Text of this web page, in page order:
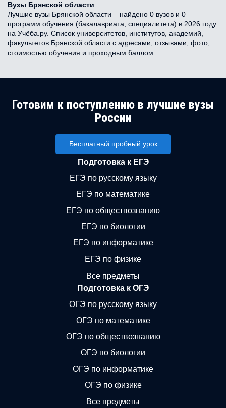
Вузы Брянской области
Лучшие вузы Брянской области – найдено 0 вузов и 0
программ обучения (бакалавриата, специалитета) в 2026 году
на Учёба.ру. Список университетов, институтов, академий,
факультетов Брянской области с адресами, отзывами, фото,
стоимостью обучения и проходным баллом.
Готовим к поступлению в лучшие вузы
России
Бесплатный пробный урок
Подготовка к ЕГЭ
ЕГЭ по русскому языку
ЕГЭ по математике
ЕГЭ по обществознанию
ЕГЭ по биологии
ЕГЭ по информатике
ЕГЭ по физике
Все предметы
Подготовка к ОГЭ
ОГЭ по русскому языку
ОГЭ по математике
ОГЭ по обществознанию
ОГЭ по биологии
ОГЭ по информатике
ОГЭ по физике
Все предметы